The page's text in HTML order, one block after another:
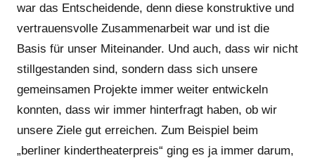
war das Entscheidende, denn diese konstruktive und
vertrauensvolle Zusammenarbeit war und ist die
Basis für unser Miteinander. Und auch, dass wir nicht
stillgestanden sind, sondern dass sich unsere
gemeinsamen Projekte immer weiter entwickeln
konnten, dass wir immer hinterfragt haben, ob wir
unsere Ziele gut erreichen. Zum Beispiel beim
„berliner kindertheaterpreis“ ging es ja immer darum,